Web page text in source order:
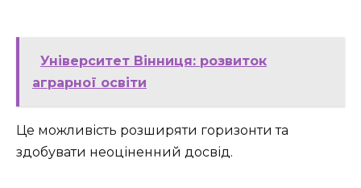
Університет Вінниця: розвиток
аграрної освіти
Це можливість розширяти горизонти та
здобувати неоціненний досвід.